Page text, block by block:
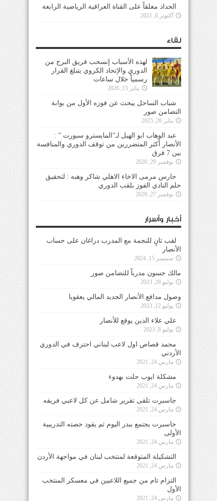
الحداد معلقاً على القناة العراقية الرياضية الرابعة
أكتوبر 6, 2021
لقاء
لهذه الأسباب إنسحب فريق البرج من
الدوري والإتحاد الكروي يتبلغ القرار
رسمياً خلال ساعات
يناير 13, 2026
شباب الساحل يبحث عن فوزه الأول من بوابة
التضامن صور
يناير 26, 2025
عبد الوهاب ابو الهيل لـ”المايسترو سبورت ” :
الأنصار أكثر المتضررين من توقف الدوري والمنافسة
بين 7 فرق
نوفمبر 29, 2020
حارس مرمى الاخاء الاهلي شاكر وهبه : لتحقيق
حلم النادي الفوز بلقب الدوري
نوفمبر 27, 2020
أخبار وأسرار
لقب ثانٍ للنجمة مع المدرب دراغان على حساب
الأنصار
سبتمبر 15, 2024
مالك حسون مدرباً للتضامن صور
يوليو 28, 2023
وصول مدافع الأنصار الجديد المالي يعقوبا
يوليو 12, 2023
علي علاء الدين يوقع للأنصار
يوليو 8, 2023
محمد قصاص اول لاعب لبناني احترف في الدوري
الأردني
مارس 24, 2021
مشكلة ايوب حلت بهدوء
مارس 24, 2021
جاسبرت تلقى تقرير شامل عن كل لاعبي فريقه
مارس 24, 2021
جاسبرت يجتمع ببدر اليوم ثم يقود حصته التدريبية
الأولى
مارس 24, 2021
التشكيلة المتوقعة لمنتخب لبنان في مواجهة الأردن
مارس 24, 2021
التزام تام من جميع اللاعبين في معسكر المنتخب
الأول
مارس 24, 2021